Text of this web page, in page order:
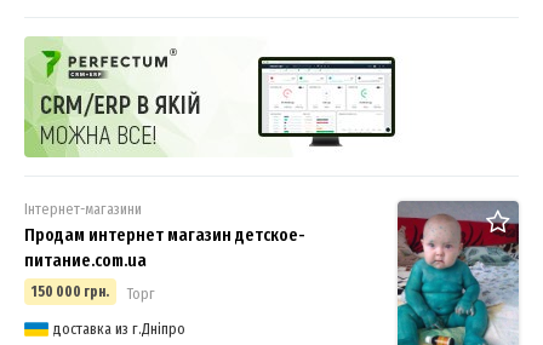
Інтернет-магазини
Продам интернет магазин детское-
питание.com.ua
150 000 грн.
Торг
доставка из г.Дніпро